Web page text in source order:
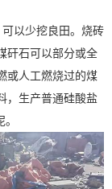
以少挖良田。烧砖
矸石可以部分或全
或人工燃烧过的煤
，生产普通硅酸盐